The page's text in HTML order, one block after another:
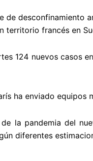
de desconfinamiento
territorio francés en
124 nuevos casos
ha enviado
la pandemia del
diferentes